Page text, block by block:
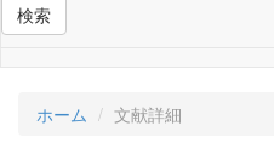
検索
ホーム 文献詳細